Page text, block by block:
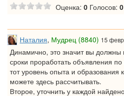
Оценка: 0 Голосов: 0
Наталия, Мудрец (8840) 15
Динамично, это значит вы
сроки проработать объявления
тот уровень опыта и образования
можете здесь рассчитывать.
Второе, уточнить у каждой